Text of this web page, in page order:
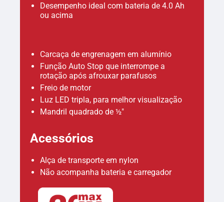
Desempenho ideal com bateria de 4.0 Ah
ou acima
Carcaça de engrenagem em alumínio
Função Auto Stop que interrompe a
rotação após afrouxar parafusos
Freio de motor
Luz LED tripla, para melhor visualização
Mandril quadrado de ½"
Acessórios
Alça de transporte em nylon
Não acompanha bateria e carregador